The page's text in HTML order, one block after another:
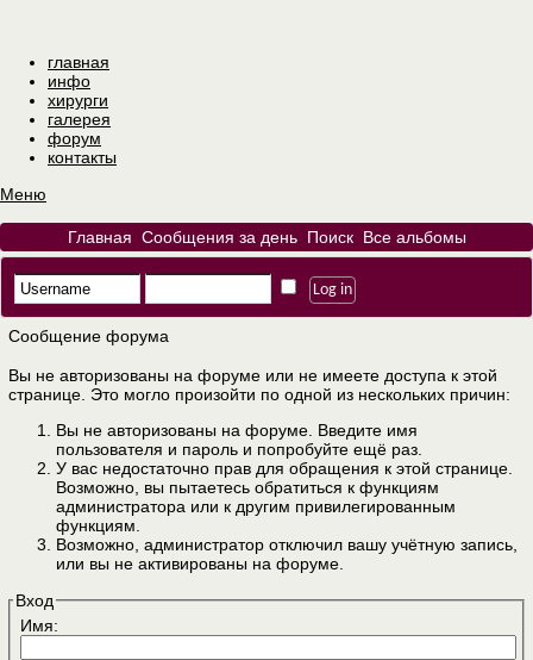
главная
инфо
хирурги
галерея
форум
контакты
Меню
Главная Сообщения за день Поиск Все альбомы
Сообщение форума
Вы не авторизованы на форуме или не имеете доступа к этой
странице. Это могло произойти по одной из нескольких причин:
Вы не авторизованы на форуме. Введите имя
пользователя и пароль и попробуйте ещё раз.
У вас недостаточно прав для обращения к этой странице.
Возможно, вы пытаетесь обратиться к функциям
администратора или к другим привилегированным
функциям.
Возможно, администратор отключил вашу учётную запись,
или вы не активированы на форуме.
Вход
Имя: